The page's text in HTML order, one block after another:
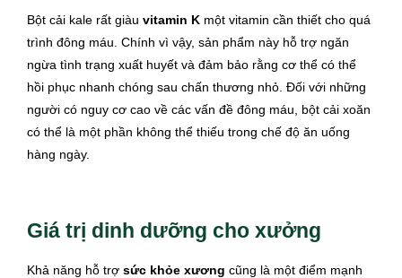
Bột cải kale rất giàu vitamin K một vitamin cần thiết cho quá
trình đông máu. Chính vì vậy, sản phẩm này hỗ trợ ngăn
ngừa tình trạng xuất huyết và đảm bảo rằng cơ thể có thể
hồi phục nhanh chóng sau chấn thương nhỏ. Đối với những
người có nguy cơ cao về các vấn đề đông máu, bột cải xoăn
có thể là một phần không thể thiếu trong chế độ ăn uống
hàng ngày.
Giá trị dinh dưỡng cho xưởng
Khả năng hỗ trợ sức khỏe xương cũng là một điểm mạnh